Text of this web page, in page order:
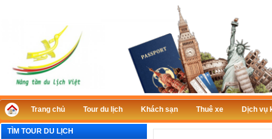
Trang chủ Tour du lịch Khách sạn Thuê xe Dịch vụ
TÌM TOUR DU LỊCH